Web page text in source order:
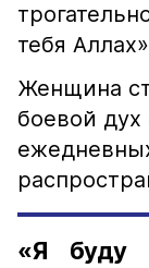
тебя
Женщина
боевой дух
«Я буду